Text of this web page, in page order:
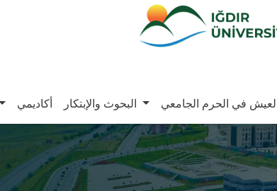
أكاديمي البحوث والإبتكار في الحرم الجامعي